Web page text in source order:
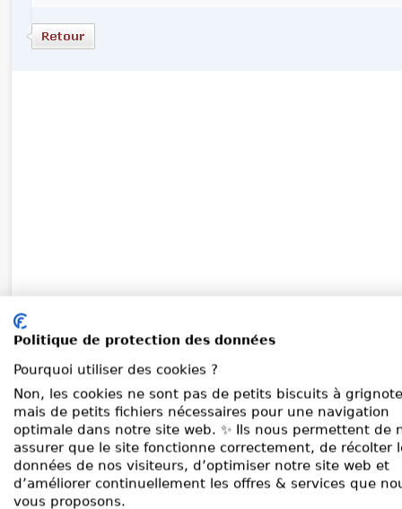
Politique de protection des données
Pourquoi utiliser des cookies ?
Non, les cookies ne sont pas de petits biscuits à
mais de petits fichiers nécessaires pour une navigation
optimale dans notre site web. ✨ Ils nous permettent de
assurer que le site fonctionne correctement, de récolter
données de nos visiteurs, d’optimiser notre site web et
d’améliorer continuellement les offres & services que
vous proposons.